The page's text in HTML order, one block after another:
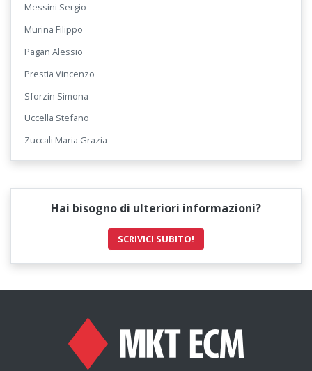
Messini Sergio
Murina Filippo
Pagan Alessio
Prestia Vincenzo
Sforzin Simona
Uccella Stefano
Zuccali Maria Grazia
Hai bisogno di ulteriori informazioni?
SCRIVICI SUBITO!